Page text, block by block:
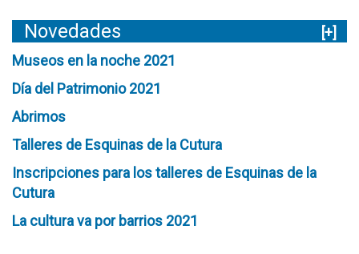
Novedades
[+]
Museos en la noche 2021
Día del Patrimonio 2021
Abrimos
Talleres de Esquinas de la Cutura
Inscripciones para los talleres de Esquinas de la
Cutura
La cultura va por barrios 2021